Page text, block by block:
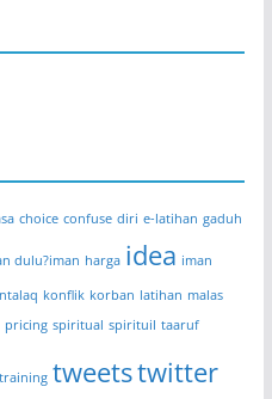
choice confuse diri e-latihan gaduh
dulu?iman harga idea iman
konflik korban latihan malas
pricing spiritual spirituil taaruf
training tweetstwitter